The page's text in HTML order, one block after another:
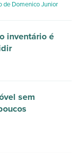
de Domenico Junior
inventário é
sem